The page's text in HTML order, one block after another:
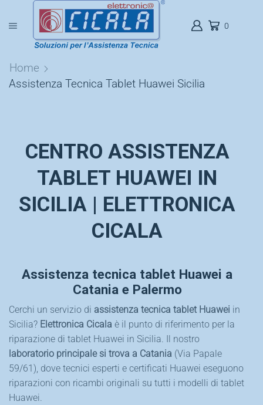
0
Home
Assistenza Tecnica Tablet Huawei Sicilia
CENTRO ASSISTENZA
TABLET HUAWEI IN
SICILIA | ELETTRONICA
CICALA
Assistenza tecnica tablet Huawei a
Catania e Palermo
Cerchi un servizio di assistenza tecnica tablet Huawei in
Sicilia? Elettronica Cicala è il punto di riferimento per la
riparazione di tablet Huawei in Sicilia. Il nostro
laboratorio principale si trova a Catania (Via Papale
59/61), dove tecnici esperti e certificati Huawei eseguono
riparazioni con ricambi originali su tutti i modelli di tablet
Huawei.